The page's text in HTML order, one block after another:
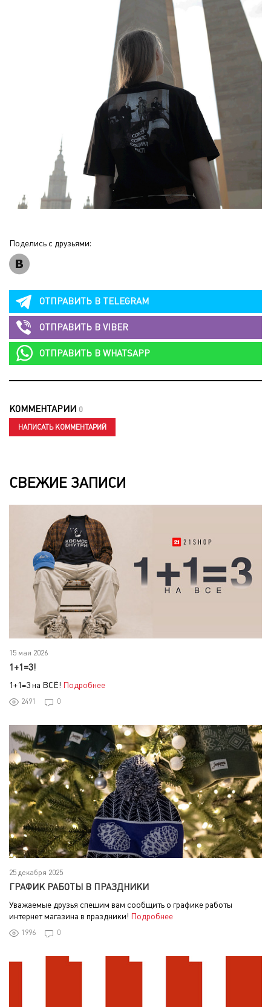
Поделись с друзьями:
ОТПРАВИТЬ В TELEGRAM
ОТПРАВИТЬ В VIBER
ОТПРАВИТЬ В WHATSAPP
КОММЕНТАРИИ 0
НАПИСАТЬ КОММЕНТАРИЙ
СВЕЖИЕ ЗАПИСИ
15 мая 2026
1+1=3!
1+1=3 на ВСЁ! Подробнее
2491 0
25 декабря 2025
ГРАФИК РАБОТЫ В ПРАЗДНИКИ
Уважаемые друзья спешим вам сообщить о графике работы
интернет магазина в праздники! Подробнее
1996 0